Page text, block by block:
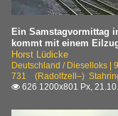
Ein Samstagvormittag
kommt mit einem
Horst Lüdicke
Deutschland / Dieselloks |
731 (Radolfzell–)
 626 1200x801 Px,